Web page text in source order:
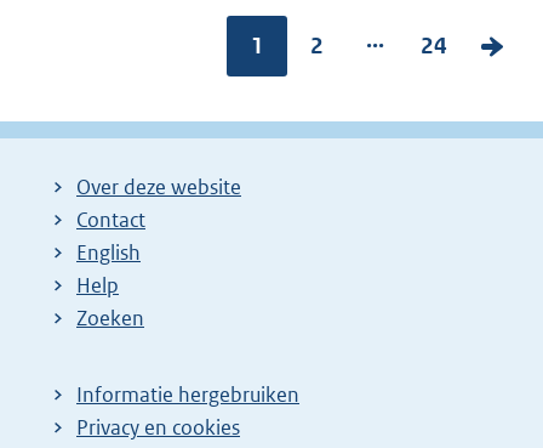
Pagina:
1
P
g
2 ...
P
g
24
V
l
Over deze website
Contact
English
Help
Zoeken
Informatie hergebruiken
Privacy en cookies